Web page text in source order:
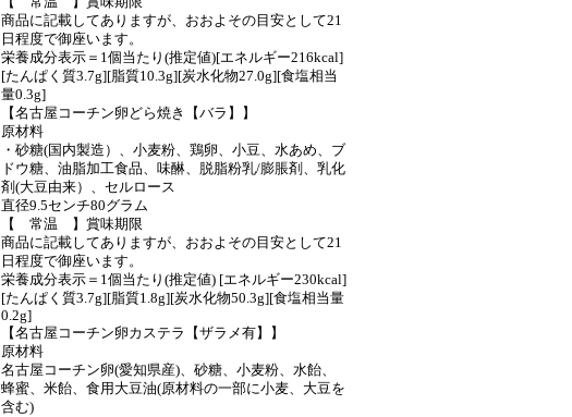
商品に記載してありますが、おおよその目安として21
日程度で御座います。
栄養成分表示＝1個当たり(推定値)[エネルギー216kcal]
[たんぱく質3.7g][脂質10.3g][炭水化物27.0g][食塩相当
量0.3g]
【名古屋コーチン卵どら焼き【バラ】】
原材料
・砂糖(国内製造）、小麦粉、鶏卵、小豆、水あめ、ブ
ドウ糖、油脂加工食品、味醂、脱脂粉乳/膨脹剤、乳化
剤(大豆由来）、セルロース
直径9.5センチ80グラム
【 常温 】賞味期限
商品に記載してありますが、おおよその目安として21
日程度で御座います。
栄養成分表示＝1個当たり(推定値) [エネルギー230kcal]
[たんぱく質3.7g][脂質1.8g][炭水化物50.3g][食塩相当量
0.2g]
【名古屋コーチン卵カステラ【ザラメ有】】
原材料
名古屋コーチン卵(愛知県産)、砂糖、小麦粉、水飴、
蜂蜜、米飴、食用大豆油(原材料の一部に小麦、大豆を
含む)